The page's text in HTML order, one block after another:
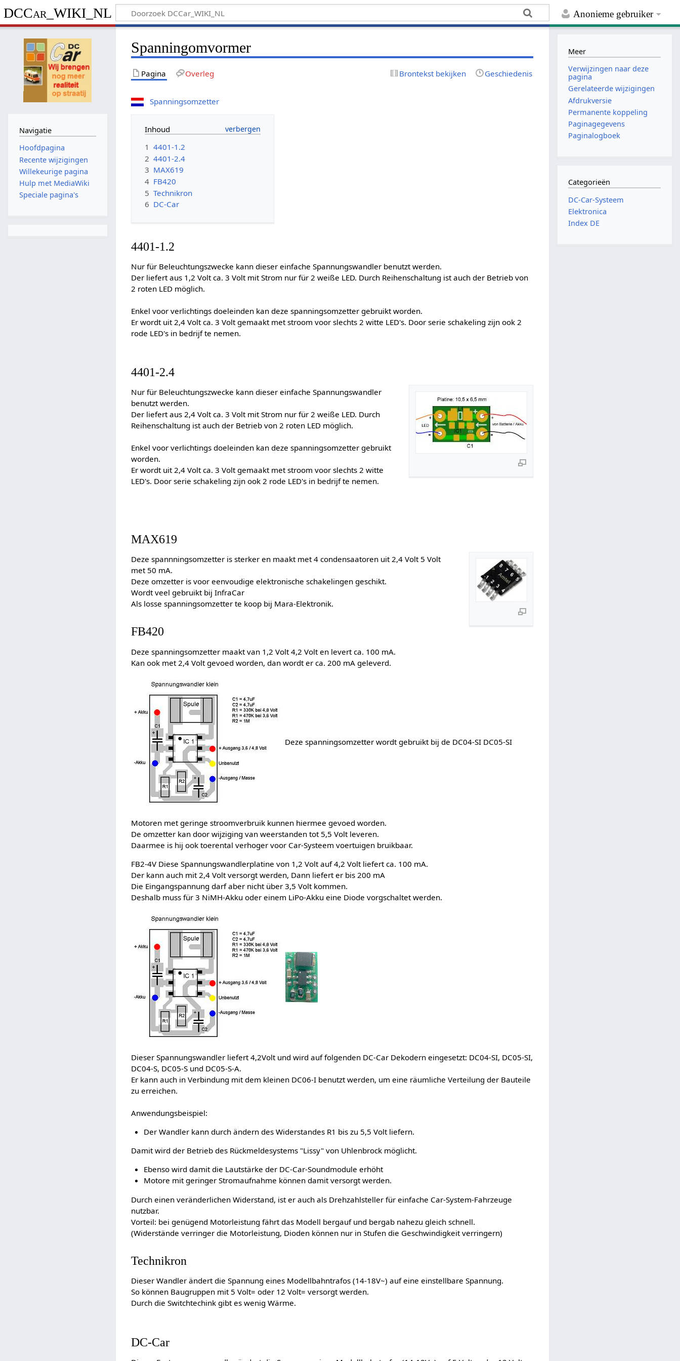
Anonieme gebruiker
DCCar_WIKI_NL
Spanningomvormer
Pagina Overleg Brontekst bekijken Geschiedenis
Spanningsomzetter
Inhoud
1 4401-1.2
2 4401-2.4
3 MAX619
4 FB420
5 Technikron
6 DC-Car
4401-1.2
Nur für Beleuchtungszwecke kann dieser einfache Spannungswandler benutzt werden.
Der liefert aus 1,2 Volt ca. 3 Volt mit Strom nur für 2 weiße LED. Durch Reihenschaltung ist auch der Betrieb von
2 roten LED möglich.
Enkel voor verlichtings doeleinden kan deze spanningsomzetter gebruikt worden.
Er wordt uit 2,4 Volt ca. 3 Volt gemaakt met stroom voor slechts 2 witte LED's. Door serie schakeling zijn ook 2
rode LED's in bedrijf te nemen.
4401-2.4
Nur für Beleuchtungszwecke kann dieser einfache Spannungswandler
benutzt werden.
Der liefert aus 2,4 Volt ca. 3 Volt mit Strom nur für 2 weiße LED. Durch
Reihenschaltung ist auch der Betrieb von 2 roten LED möglich.
Enkel voor verlichtings doeleinden kan deze spanningsomzetter gebruikt
worden.
Er wordt uit 2,4 Volt ca. 3 Volt gemaakt met stroom voor slechts 2 witte
LED's. Door serie schakeling zijn ook 2 rode LED's in bedrijf te nemen.
MAX619
Deze spannningsomzetter is sterker en maakt met 4 condensaatoren uit 2,4 Volt 5 Volt
met 50 mA.
Deze omzetter is voor eenvoudige elektronische schakelingen geschikt.
Wordt veel gebruikt bij InfraCar
Als losse spanningsomzetter te koop bij Mara-Elektronik.
FB420
Deze spanningsomzetter maakt van 1,2 Volt 4,2 Volt en levert ca. 100 mA.
Kan ook met 2,4 Volt gevoed worden, dan wordt er ca. 200 mA geleverd.
Deze spanningsomzetter wordt gebruikt bij de DC04-SI DC05-SI
Motoren met geringe stroomverbruik kunnen hiermee gevoed worden.
De omzetter kan door wijziging van weerstanden tot 5,5 Volt leveren.
Daarmee is hij ook toerental verhoger voor Car-Systeem voertuigen bruikbaar.
FB2-4V Diese Spannungswandlerplatine von 1,2 Volt auf 4,2 Volt liefert ca. 100 mA.
Der kann auch mit 2,4 Volt versorgt werden, Dann liefert er bis 200 mA
Die Eingangspannung darf aber nicht über 3,5 Volt kommen.
Deshalb muss für 3 NiMH-Akku oder einem LiPo-Akku eine Diode vorgschaltet werden.
Dieser Spannungswandler liefert 4,2Volt und wird auf folgenden DC-Car Dekodern eingesetzt: DC04-SI, DC05-SI,
DC04-S, DC05-S und DC05-S-A.
Er kann auch in Verbindung mit dem kleinen DC06-I benutzt werden, um eine räumliche Verteilung der Bauteile
zu erreichen.
Anwendungsbeispiel:
Der Wandler kann durch ändern des Widerstandes R1 bis zu 5,5 Volt liefern.
Damit wird der Betrieb des Rückmeldesystems "Lissy" von Uhlenbrock möglicht.
Ebenso wird damit die Lautstärke der DC-Car-Soundmodule erhöht
Motore mit geringer Stromaufnahme können damit versorgt werden.
Durch einen veränderlichen Widerstand, ist er auch als Drehzahlsteller für einfache Car-System-Fahrzeuge
nutzbar.
Vorteil: bei genügend Motorleistung fährt das Modell bergauf und bergab nahezu gleich schnell.
(Widerstände verringer die Motorleistung, Dioden können nur in Stufen die Geschwindigkeit verringern)
Technikron
Dieser Wandler ändert die Spannung eines Modellbahntrafos (14-18V~) auf eine einstellbare Spannung.
So können Baugruppen mit 5 Volt= oder 12 Volt= versorgt werden.
Durch die Switchtechink gibt es wenig Wärme.
DC-Car
Navigatie
Hoofdpagina
Recente wijzigingen
Willekeurige pagina
Hulp met MediaWiki
Speciale pagina's
Meer
Verwijzingen naar deze
pagina
Gerelateerde wijzigingen
Afdrukversie
Permanente koppeling
Paginagegevens
Paginalogboek
Categorieën
DC-Car-Systeem
Elektronica
Index DE